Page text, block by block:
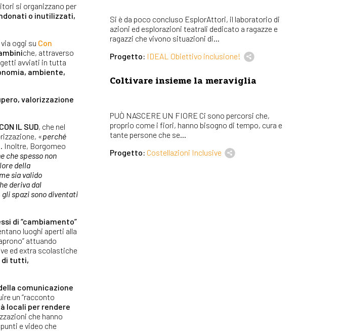
si organizzano per
o inutilizzati,
oggi su Con
iche, attraverso
avviati in tutta
ambiente,
valorizzazione
IL SUD, che nel
«perché
Inoltre, Borgomeo
che spesso non
della
sia valido
deriva dal
spazi sono diventati
di “cambiamento”
luoghi aperti alla
attuando
ed extra scolastiche
di tutti,
comunicazione
un “racconto
locali per rendere
che hanno
e video che
Si è da poco concluso EsplorAttori, il laboratorio di
azioni ed esplorazioni teatrali dedicato a ragazze e
ragazzi che vivono situazioni di...
Progetto: IDEAL Obiettivo inclusione!
Coltivare insieme la meraviglia
PUÒ NASCERE UN FIORE Ci sono percorsi che,
proprio come i fiori, hanno bisogno di tempo, cura e
tante persone che se...
Progetto: Costellazioni Inclusive